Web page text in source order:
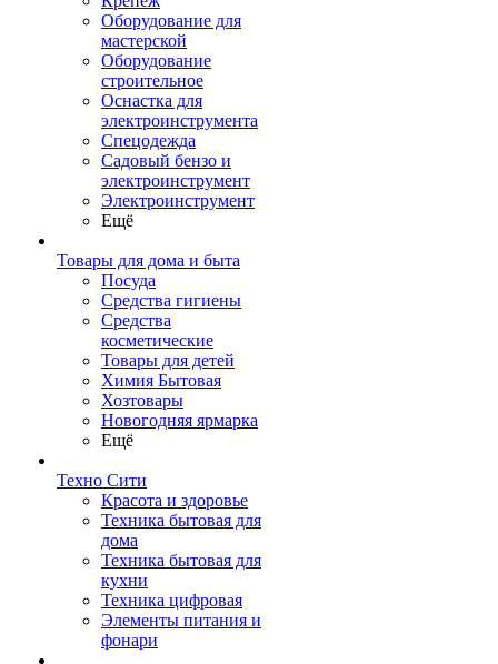
Оборудование для
мастерской
Оборудование
строительное
Оснастка для
электроинструмента
Спецодежда
Садовый бензо и
электроинструмент
Электроинструмент
Ещё
Товары для дома и быта
Посуда
Средства гигиены
Средства
косметические
Товары для детей
Химия Бытовая
Хозтовары
Новогодняя ярмарка
Ещё
Техно Сити
Красота и здоровье
Техника бытовая для
дома
Техника бытовая для
кухни
Техника цифровая
Элементы питания и
фонари